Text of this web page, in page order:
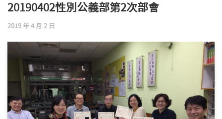
20190402性別公義部第2次部會
2019 年 4 月 2 日